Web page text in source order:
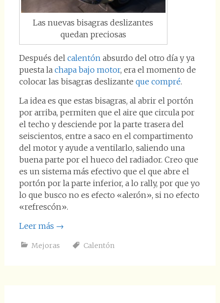
Las nuevas bisagras deslizantes
quedan preciosas
Después del calentón absurdo del otro día y ya
puesta la chapa bajo motor, era el momento de
colocar las bisagras deslizante que compré.
La idea es que estas bisagras, al abrir el portón
por arriba, permiten que el aire que circula por
el techo y desciende por la parte trasera del
seiscientos, entre a saco en el compartimento
del motor y ayude a ventilarlo, saliendo una
buena parte por el hueco del radiador. Creo que
es un sistema más efectivo que el que abre el
portón por la parte inferior, a lo rally, por que yo
lo que busco no es efecto «alerón», si no efecto
«refrescón».
Leer más →
Mejoras Calentón